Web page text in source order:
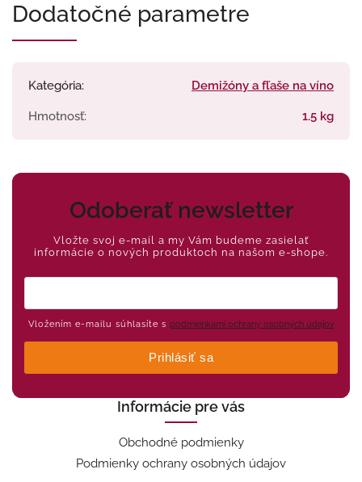
Dodatočné parametre
Kategória: Demižóny a fľaše na víno
Hmotnosť: 1.5 kg
Odoberať newsletter
Vložte svoj e-mail a my Vám budeme zasielať
informácie o nových produktoch na našom e-shope.
Vložením e-mailu súhlasíte s podmienkami ochrany osobných údajov
Prihlásiť sa
Informácie pre vás
Obchodné podmienky
Podmienky ochrany osobných údajov